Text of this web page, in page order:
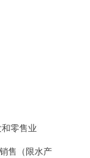
零售业
售（限水产